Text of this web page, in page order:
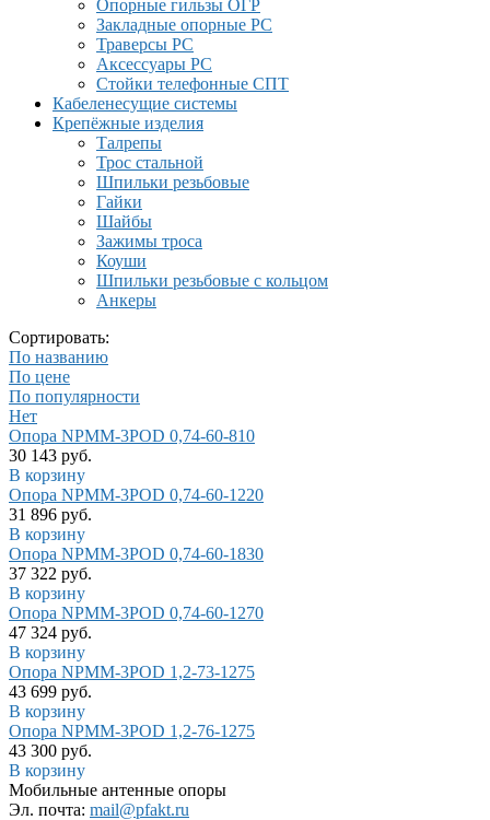
Опорные гильзы ОГР
Закладные опорные РС
Траверсы РС
Аксессуары РС
Стойки телефонные СПТ
Кабеленесущие системы
Крепёжные изделия
Талрепы
Трос стальной
Шпильки резьбовые
Гайки
Шайбы
Зажимы троса
Коуши
Шпильки резьбовые с кольцом
Анкеры
Сортировать:
По названию
По цене
По популярности
Нет
Опора NPMM-3POD 0,74-60-810
30 143 руб.
В корзину
Опора NPMM-3POD 0,74-60-1220
31 896 руб.
В корзину
Опора NPMM-3POD 0,74-60-1830
37 322 руб.
В корзину
Опора NPMM-3POD 0,74-60-1270
47 324 руб.
В корзину
Опора NPMM-3POD 1,2-73-1275
43 699 руб.
В корзину
Опора NPMM-3POD 1,2-76-1275
43 300 руб.
В корзину
Мобильные антенные опоры
Эл. почта: mail@pfakt.ru